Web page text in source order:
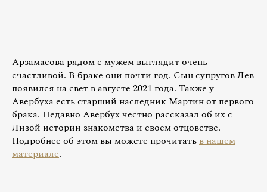
Арзамасова рядом с мужем выглядит очень
счастливой. В браке они почти год. Сын супругов Лев
появился на свет в августе 2021 года. Также у
Авербуха есть старший наследник Мартин от первого
брака. Недавно Авербух честно рассказал об их с
Лизой истории знакомства и своем отцовстве.
Подробнее об этом вы можете прочитатьв нашем
материале.